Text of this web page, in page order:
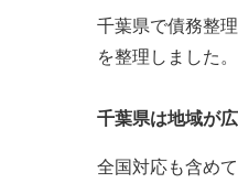
千葉県で債務整
を整理しました。
千葉県は地域が
全国対応も含め